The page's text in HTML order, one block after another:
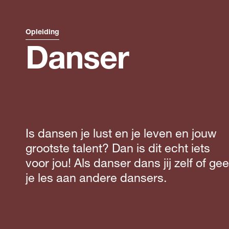
Opleiding
Danser
Is dansen je lust en je leven en jouw
grootste talent? Dan is dit echt iets
voor jou! Als danser dans jij zelf of
je les aan andere dansers.